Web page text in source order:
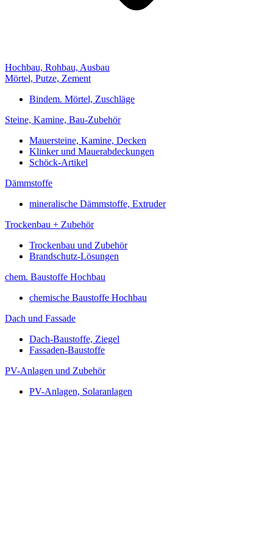
Hochbau, Rohbau, Ausbau
Mörtel, Putze, Zement
Bindem. Mörtel, Zuschläge
Steine, Kamine, Bau-Zubehör
Mauersteine, Kamine, Decken
Klinker und Mauerabdeckungen
Schöck-Artikel
Dämmstoffe
mineralische Dämmstoffe, Extruder
Trockenbau + Zubehör
Trockenbau und Zubehör
Brandschutz-Lösungen
chem. Baustoffe Hochbau
chemische Baustoffe Hochbau
Dach und Fassade
Dach-Baustoffe, Ziegel
Fassaden-Baustoffe
PV-Anlagen und Zubehör
PV-Anlagen, Solaranlagen